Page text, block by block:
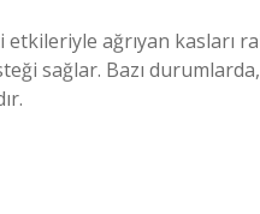
ağrıyan kasları
sağlar. Bazı